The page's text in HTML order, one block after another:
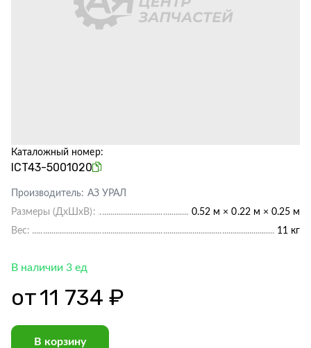
Каталожный номер:
ICT43-5001020
Производитель: АЗ УРАЛ
Размеры (ДхШхВ):
0.52 м × 0.22 м × 0.25 м
Вес:
11 кг
В наличии 3 ед
от11 734 ₽
В корзину